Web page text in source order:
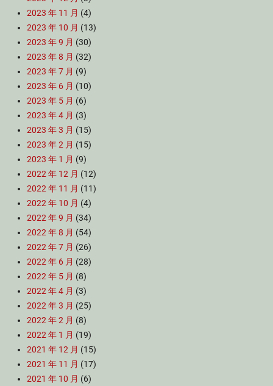
2023 年 11 月 (4)
2023 年 10 月 (13)
2023 年 9 月 (30)
2023 年 8 月 (32)
2023 年 7 月 (9)
2023 年 6 月 (10)
2023 年 5 月 (6)
2023 年 4 月 (3)
2023 年 3 月 (15)
2023 年 2 月 (15)
2023 年 1 月 (9)
2022 年 12 月 (12)
2022 年 11 月 (11)
2022 年 10 月 (4)
2022 年 9 月 (34)
2022 年 8 月 (54)
2022 年 7 月 (26)
2022 年 6 月 (28)
2022 年 5 月 (8)
2022 年 4 月 (3)
2022 年 3 月 (25)
2022 年 2 月 (8)
2022 年 1 月 (19)
2021 年 12 月 (15)
2021 年 11 月 (17)
2021 年 10 月 (6)